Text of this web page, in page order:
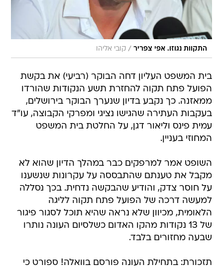
התקוות נגוזו. אפי צפריר / קובי אליהו
בית המשפט העליון דחה הבוקר (רביעי) את בקשת
הפועל פתח תקוה להחזרת תשע הנקודות שהורדו
ממאזנה. כך נקבע בדיון שנערך הבוקר בירושלים,
בעקבות העתירה שהגישו נציגי ומפרקי הקבוצה, עו"ד
עמית פינס וליאור דגן, על החלטת בית המשפט
המחוזי בעניין.
השופט אמר למרפקים כבר במהלך הדיון שהוא לא
מקבל את טענתם שהתבססה על עקרונות שנשענו
על חוסר צדק, והודיע שהבקשה נדחית. בכך נסללה
למעשה דרכה של הפועל פתח תקוה לליגה
הלאומית, מכיוון שלא נראה שהיא תוכל לסגור פיגור
של 13 נקודות מהקו האדום כשלסיום העונה נותרו
שבעה מחזורים בלבד.
תזכורת: בתחילת העונה פורסם בוואלה! ספורט כי